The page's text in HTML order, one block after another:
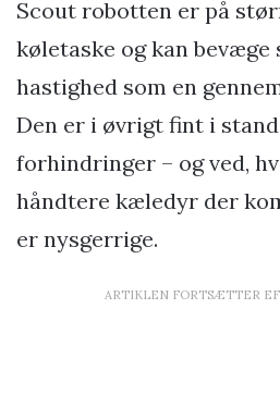
Scout robotten er på
køletaske og kan bevæge
hastighed som en
Den er i øvrigt fint i
forhindringer – og ved,
håndtere kæledyr der
er nysgerrige.
ARTIKLEN FORTSÆTTER